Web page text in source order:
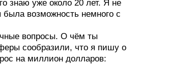
знаю уже около 20 лет. Я не
возможность немного с
вопросы. О чём ты
сообразили, что я пишу о
на миллион долларов: